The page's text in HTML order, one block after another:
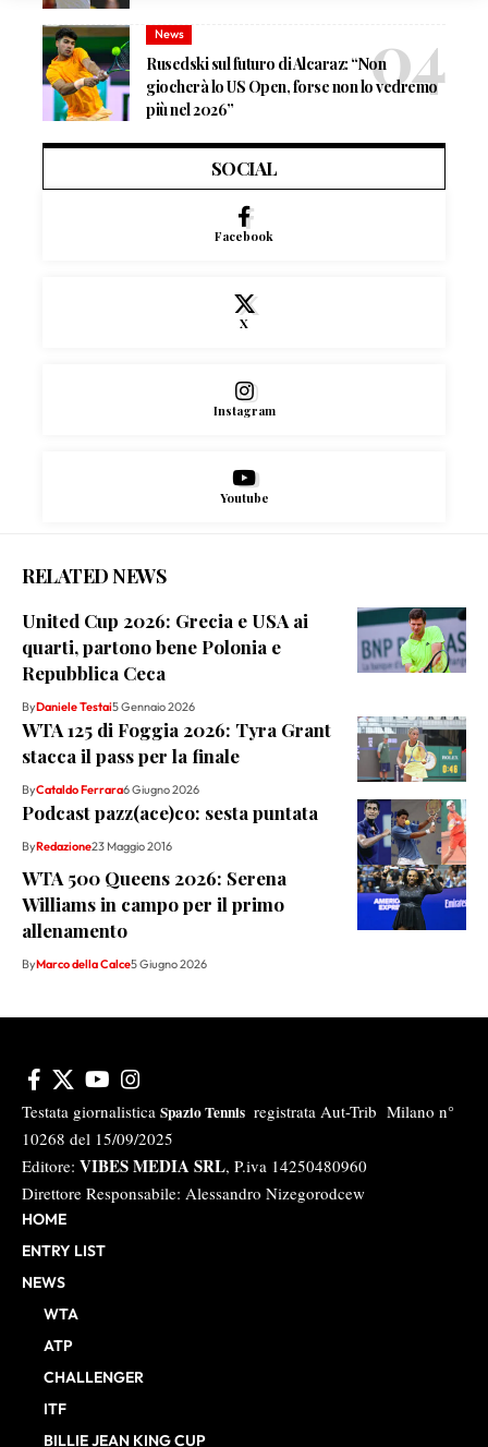
News
Rusedski sul futuro di Alcaraz: “Non
giocherà lo US Open, forse non lo vedremo
più nel 2026”
SOCIAL
Facebook
X
Instagram
Youtube
RELATED NEWS
United Cup 2026: Grecia e USA ai
quarti, partono bene Polonia e
Repubblica Ceca
ByDaniele Testai5 Gennaio 2026
WTA 125 di Foggia 2026: Tyra Grant
stacca il pass per la finale
ByCataldo Ferrara6 Giugno 2026
Podcast pazz(ace)co: sesta puntata
ByRedazione23 Maggio 2016
WTA 500 Queens 2026: Serena
Williams in campo per il primo
allenamento
ByMarco della Calce5 Giugno 2026
Testata giornalistica Spazio Tennis registrata Aut-Trib Milano n°
10268 del 15/09/2025
Editore: VIBES MEDIA SRL, P.iva 14250480960
Direttore Responsabile: Alessandro Nizegorodcew
HOME
ENTRY LIST
NEWS
WTA
ATP
CHALLENGER
ITF
BILLIE JEAN KING CUP